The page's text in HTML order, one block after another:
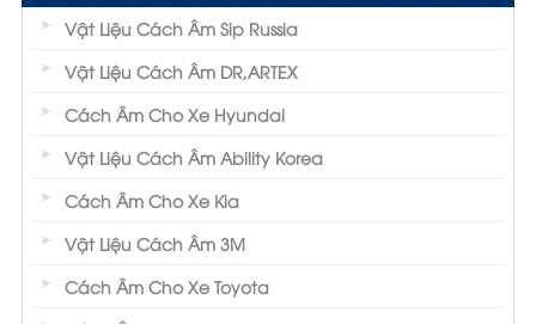
Vật Liệu Cách Âm Sip Russia
Vật Liệu Cách Âm DR,ARTEX
Cách Âm Cho Xe Hyundai
Vật Liệu Cách Âm Ability Korea
Cách Âm Cho Xe Kia
Vật Liệu Cách Âm 3M
Cách Âm Cho Xe Toyota